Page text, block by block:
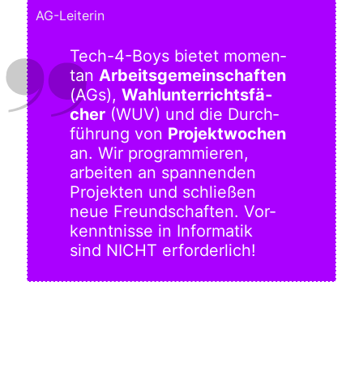
AG-Leiterin
Tech-4-Boys bie­tet momen­
tan Arbeits­ge­mein­schaf­ten
(AGs), Wahl­un­ter­richts­fä­
cher (WUV) und die Durch­
füh­rung von Pro­jekt­wo­chen
an. Wir pro­gram­mie­ren,
arbei­ten an span­nen­den
Pro­jek­ten und schlie­ßen
neue Freund­schaf­ten. Vor­
kennt­nis­se in Infor­ma­tik
sind NICHT erfor­der­lich!